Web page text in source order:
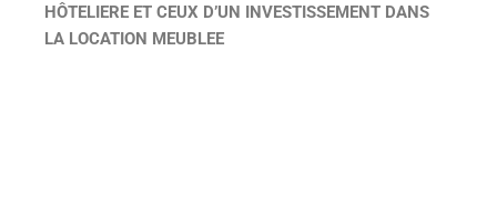
HÔTELIERE ET CEUX D’UN INVESTISSEMENT DANS
LA LOCATION MEUBLEE